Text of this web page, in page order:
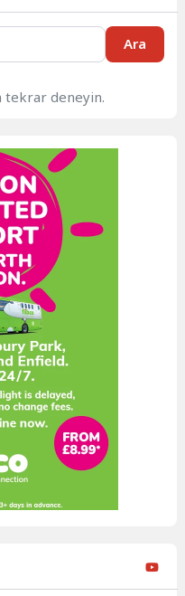
Ara
tekrar deneyin.